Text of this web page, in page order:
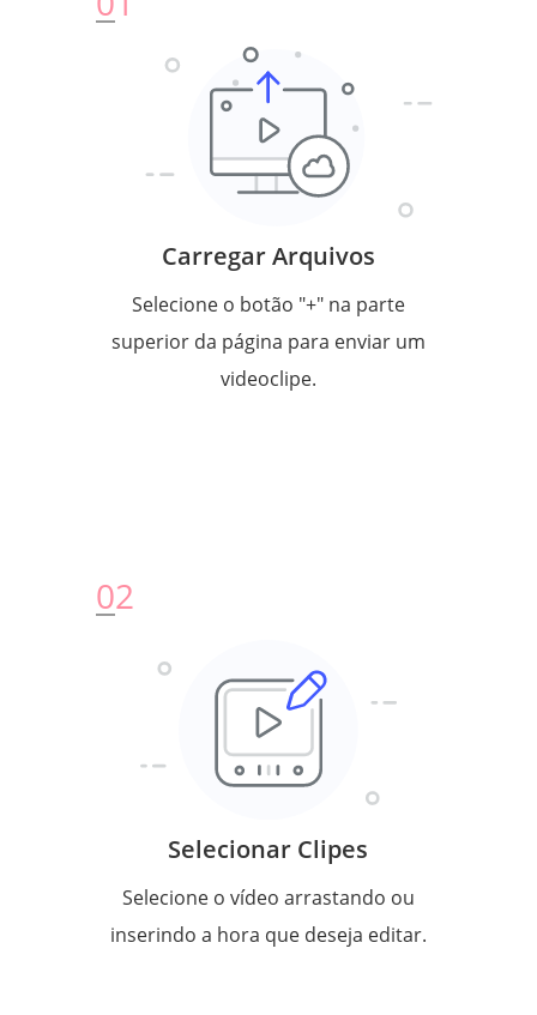
Carregar Arquivos
Selecione o botão "+" na parte
superior da página para enviar um
videoclipe.
02
Selecionar Clipes
Selecione o vídeo arrastando ou
inserindo a hora que deseja editar.